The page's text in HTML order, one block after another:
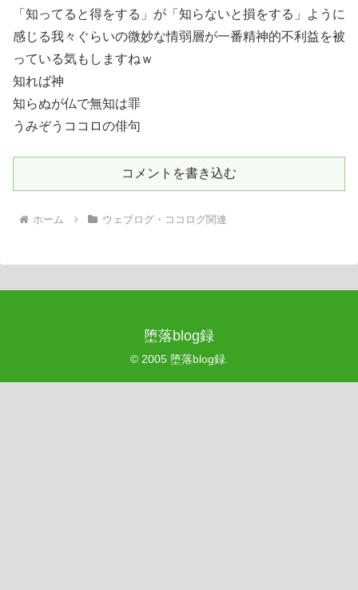
「知ってると得をする」が「知らないと損をする」ように
感じる我々ぐらいの微妙な情弱層が一番精神的不利益を被
っている気もしますねｗ
知れば神
知らぬが仏で無知は罪
うみぞうココロの俳句
コメントを書き込む
ホーム ウェブログ・ココログ関連
堕落blog録
© 2005 堕落blog録.